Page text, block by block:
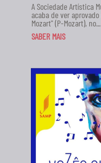
A Sociedade Artística
acaba de ver
Mozart" (P-Mozart), no...
SABER MAIS